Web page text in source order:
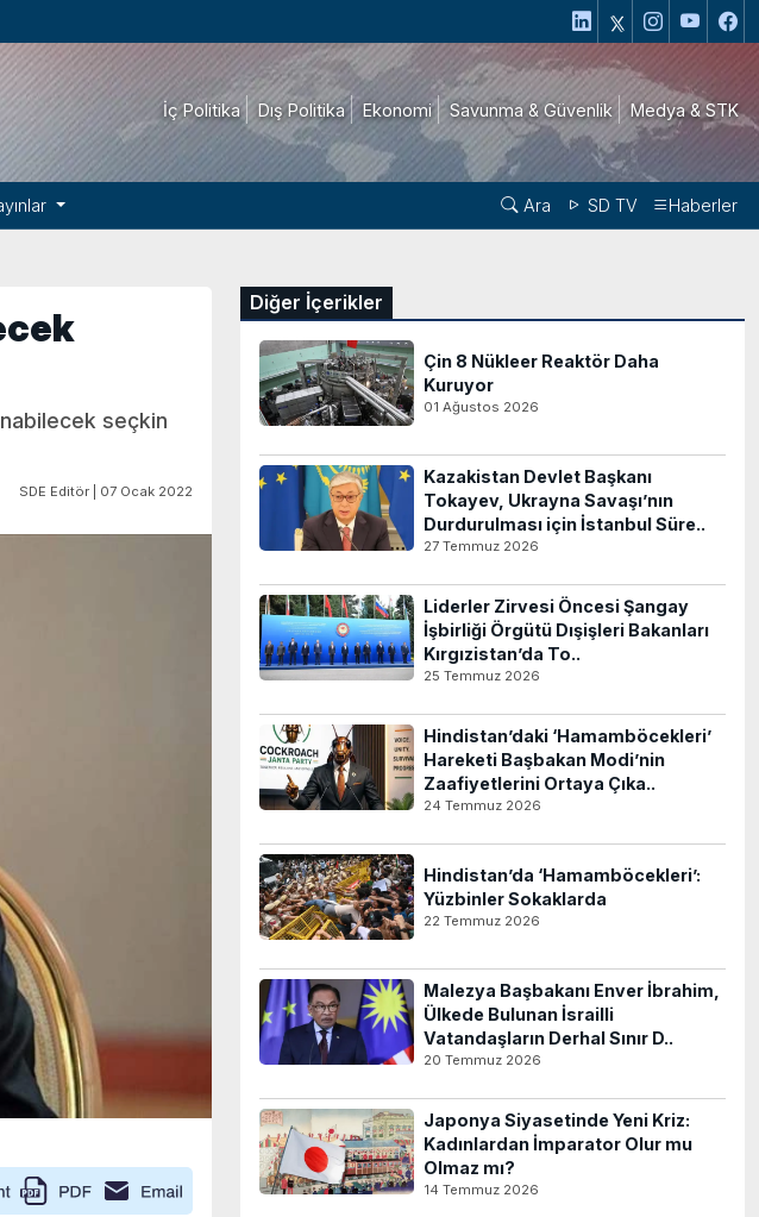
İç Politika Dış Politika Ekonomi Savunma & Güvenlik Medya & STK
Ara SD TV Haberler
seçkin
SDE Editör | 07 Ocak 2022
Diğer İçerikler
Çin 8 Nükleer Reaktör Daha
Kuruyor
01 Ağustos 2026
Kazakistan Devlet Başkanı
Tokayev, Ukrayna Savaşı’nın
Durdurulması için İstanbul Süre..
27 Temmuz 2026
Liderler Zirvesi Öncesi Şangay
İşbirliği Örgütü Dışişleri Bakanları
Kırgızistan’da To..
25 Temmuz 2026
Hindistan’daki ‘Hamamböcekleri’
Hareketi Başbakan Modi’nin
Zaafiyetlerini Ortaya Çıka..
24 Temmuz 2026
Hindistan’da ‘Hamamböcekleri’:
Yüzbinler Sokaklarda
22 Temmuz 2026
Malezya Başbakanı Enver İbrahim,
Ülkede Bulunan İsrailli
Vatandaşların Derhal Sınır D..
20 Temmuz 2026
Japonya Siyasetinde Yeni Kriz:
Kadınlardan İmparator Olur mu
Olmaz mı?
14 Temmuz 2026